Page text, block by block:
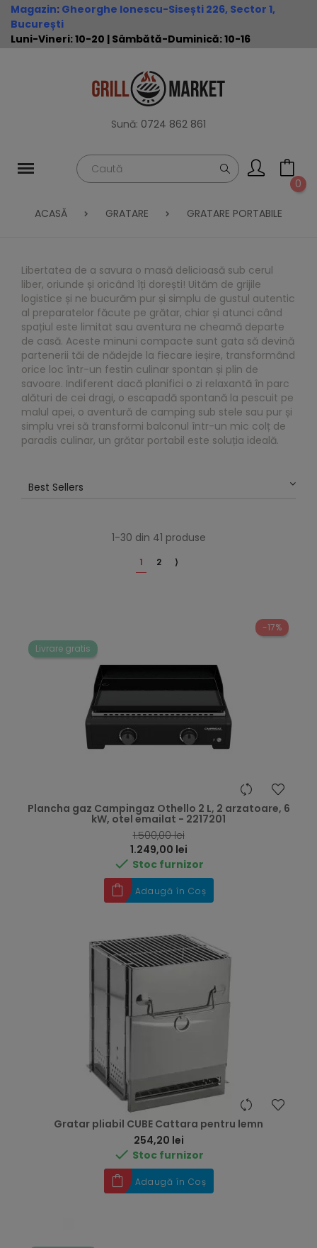
Magazin: Gheorghe Ionescu-Sisești 226, Sector 1,
București
Luni-Vineri: 10-20 | Sâmbătă-Duminică: 10-16
Sună: 0724 862 861
0
ACASĂ GRATARE GRATARE PORTABILE
Libertatea de a savura o masă delicioasă sub cerul
liber, oriunde și oricând îți dorești! Uităm de grijile
logistice și ne bucurăm pur și simplu de gustul autentic
al preparatelor făcute pe grătar, chiar și atunci când
spațiul este limitat sau aventura ne cheamă departe
de casă. Aceste minuni compacte sunt gata să devină
partenerii tăi de nădejde la fiecare ieșire, transformând
orice loc într-un festin culinar spontan și plin de
savoare. Indiferent dacă planifici o zi relaxantă în parc
alături de cei dragi, o escapadă spontană la pescuit pe
malul apei, o aventură de camping sub stele sau pur și
simplu vrei să transformi balconul într-un mic colț de
paradis culinar, un grătar portabil este soluția ideală.
Best Sellers
1-30 din 41 produse
1 2 ⟩
-17%
Livrare gratis
Plancha gaz Campingaz Othello 2 L, 2 arzatoare, 6
kW, otel emailat - 2217201
1.500,00 lei
1.249,00 lei
 Stoc furnizor
Adaugă în Coș
Gratar pliabil CUBE Cattara pentru lemn
254,20 lei
 Stoc furnizor
Adaugă în Coș